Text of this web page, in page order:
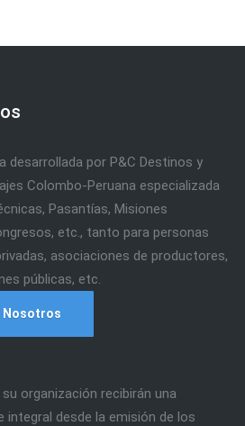
desarrollada por P&C Destinos y
Colombo-Peruana especializada
Pasantías, Misiones
etc., tanto para personas
asociaciones de productores,
públicas, etc.
Nosotros
organización recibirán una
integral desde la emisión de los